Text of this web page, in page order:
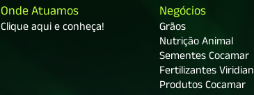
Onde Atuamos
Clique aqui e conheça!
Negócios
Grãos
Nutrição Animal
Sementes Cocamar
Fertilizantes Viridian
Produtos Cocamar